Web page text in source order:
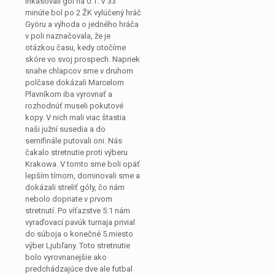
minúte bol po 2 ŽK vylúčený hráč
Györu a výhoda o jedného hráča
v poli naznačovala, že je
otázkou času, kedy otočíme
skóre vo svoj prospech. Napriek
snahe chlapcov sme v druhom
polčase dokázali Marcelom
Plavníkom iba vyrovnať a
rozhodnúť museli pokutové
kopy. V nich mali viac štastia
naši južní susedia a do
semifinále putovali oni. Nás
čakalo stretnutie proti výberu
Krakowa. V tomto sme boli opäť
lepším tímom, dominovali sme a
dokázali streliť góly, čo nám
nebolo dopriate v prvom
stretnutí. Po víťazstve 5:1 nám
vyraďovací pavúk turnaja privial
do súboja o konečné 5.miesto
výber Ljubľany. Toto stretnutie
bolo vyrovnanejšie ako
predchádzajúce dve ale futbal